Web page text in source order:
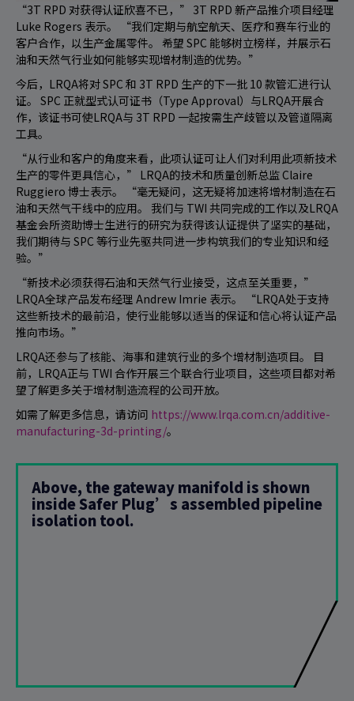
“3T RPD 对获得认证欣喜不已，” 3T RPD 新产品推介项目经理
Luke Rogers 表示。 “我们定期与航空航天、医疗和赛车行业的
客户合作，以生产金属零件。 希望 SPC 能够树立榜样，并展示石
油和天然气行业如何能够实现增材制造的优势。”
今后，LRQA将对 SPC 和 3T RPD 生产的下一批 10 款管汇进行认
证。 SPC 正就型式认可证书（Type Approval）与LRQA开展合
作，该证书可使LRQA与 3T RPD 一起按需生产歧管以及管道隔离
工具。
“从行业和客户的角度来看，此项认证可让人们对利用此项新技术
生产的零件更具信心，” LRQA的技术和质量创新总监 Claire
Ruggiero 博士表示。 “毫无疑问，这无疑将加速将增材制造在石
油和天然气干线中的应用。 我们与 TWI 共同完成的工作以及LRQA
基金会所资助博士生进行的研究为获得该认证提供了坚实的基础，
我们期待与 SPC 等行业先驱共同进一步构筑我们的专业知识和经
验。”
“新技术必须获得石油和天然气行业接受，这点至关重要，”
LRQA全球产品发布经理 Andrew Imrie 表示。 “LRQA处于支持
这些新技术的最前沿，使行业能够以适当的保证和信心将认证产品
推向市场。”
LRQA还参与了核能、海事和建筑行业的多个增材制造项目。 目
前，LRQA正与 TWI 合作开展三个联合行业项目，这些项目都对希
望了解更多关于增材制造流程的公司开放。
如需了解更多信息，请访问 https://www.lrqa.com.cn/additive-
manufacturing-3d-printing/。
Above, the gateway manifold is shown
inside Safer Plug’s assembled pipeline
isolation tool.